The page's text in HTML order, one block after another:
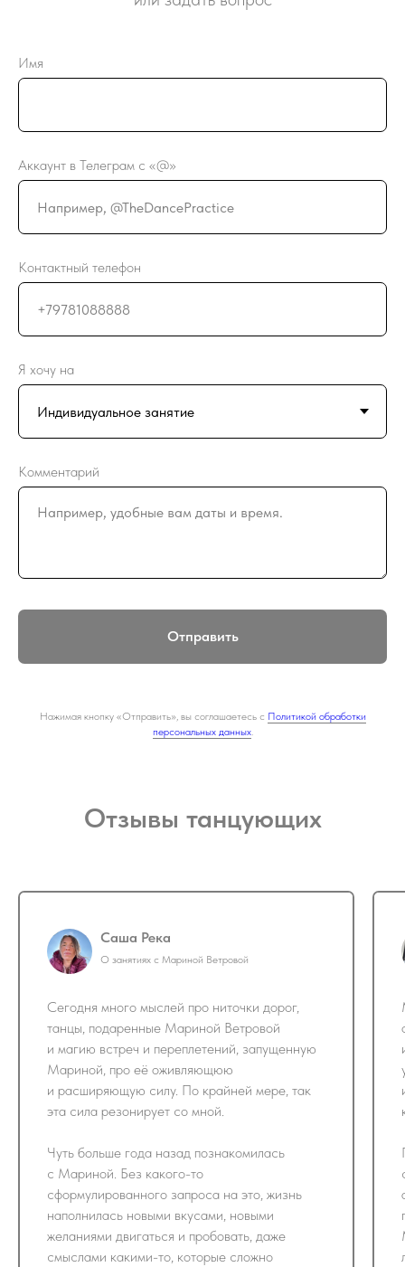
Имя
Аккаунт в Телеграм c «@»
Контактный телефон
Я хочу на
Комментарий
Отправить
Нажимая кнопку «Отправить», вы соглашаетесь с Политикой обработки
персональных данных.
Отзывы танцующих
Саша Река
О занятиях с Мариной Ветровой
Сегодня много мыслей про ниточки дорог,
танцы, подаренные Мариной Ветровой
и магию встреч и переплетений, запущенную
Мариной, про её оживляющюю
и расширяющую силу. По крайней мере, так
эта сила резонирует со мной.
Чуть больше года назад познакомилась
с Мариной. Без какого-то
сформулированного запроса на это, жизнь
наполнилась новыми вкусами, новыми
желаниями двигаться и пробовать, даже
смыслами какими-то, которые сложно